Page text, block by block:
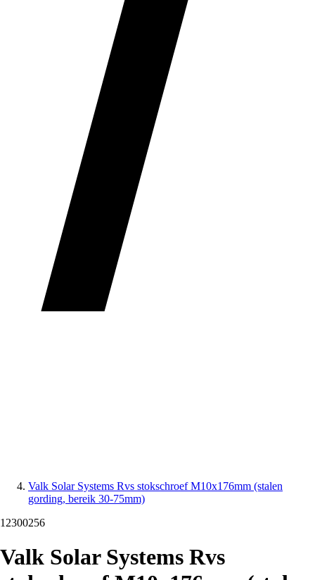
Valk Solar Systems Rvs stokschroef M10x176mm (stalen
gording, bereik 30-75mm)
12300256
Valk Solar Systems Rvs